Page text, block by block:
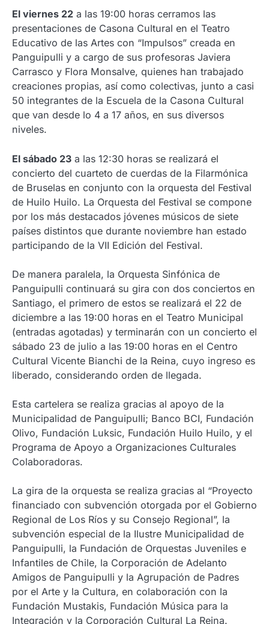
El viernes 22 a las 19:00 horas cerramos las
presentaciones de Casona Cultural en el Teatro
Educativo de las Artes con “Impulsos” creada en
Panguipulli y a cargo de sus profesoras Javiera
Carrasco y Flora Monsalve, quienes han trabajado
creaciones propias, así como colectivas, junto a casi
50 integrantes de la Escuela de la Casona Cultural
que van desde lo 4 a 17 años, en sus diversos
niveles.
El sábado 23 a las 12:30 horas se realizará el
concierto del cuarteto de cuerdas de la Filarmónica
de Bruselas en conjunto con la orquesta del Festival
de Huilo Huilo. La Orquesta del Festival se compone
por los más destacados jóvenes músicos de siete
países distintos que durante noviembre han estado
participando de la VII Edición del Festival.
De manera paralela, la Orquesta Sinfónica de
Panguipulli continuará su gira con dos conciertos en
Santiago, el primero de estos se realizará el 22 de
diciembre a las 19:00 horas en el Teatro Municipal
(entradas agotadas) y terminarán con un concierto el
sábado 23 de julio a las 19:00 horas en el Centro
Cultural Vicente Bianchi de la Reina, cuyo ingreso es
liberado, considerando orden de llegada.
Esta cartelera se realiza gracias al apoyo de la
Municipalidad de Panguipulli; Banco BCI, Fundación
Olivo, Fundación Luksic, Fundación Huilo Huilo, y el
Programa de Apoyo a Organizaciones Culturales
Colaboradoras.
La gira de la orquesta se realiza gracias al “Proyecto
financiado con subvención otorgada por el Gobierno
Regional de Los Ríos y su Consejo Regional”, la
subvención especial de la Ilustre Municipalidad de
Panguipulli, la Fundación de Orquestas Juveniles e
Infantiles de Chile, la Corporación de Adelanto
Amigos de Panguipulli y la Agrupación de Padres
por el Arte y la Cultura, en colaboración con la
Fundación Mustakis, Fundación Música para la
Integración y la Corporación Cultural La Reina.